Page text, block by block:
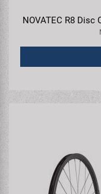
NOVATEC R8 Disc